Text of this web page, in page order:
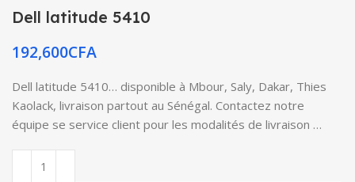
Dell latitude 5410
192,600CFA
Dell latitude 5410… disponible à Mbour, Saly, Dakar, Thies
Kaolack, livraison partout au Sénégal. Contactez notre
équipe se service client pour les modalités de livraison …